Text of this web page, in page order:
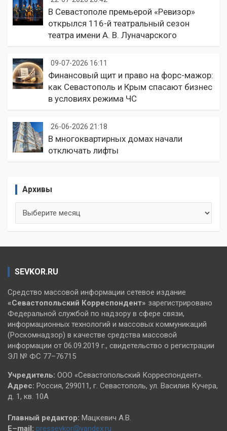
В Севастополе премьерой «Ревизор»
открылся 116-й театральный сезон
театра имени А. В. Луначарского
09-07-2026 16:11
Финансовый щит и право на форс-мажор:
как Севастополь и Крым спасают бизнес
в условиях режима ЧС
26-06-2026 21:18
В многоквартирных домах начали
отключать лифты
Архивы
SEVKOR.RU
Средство массовой информации сетевое издание
«Севастопольский Корреспондент» зарегистрировано
Федеральной службой по надзору в сфере связи,
информационных технологий и массовых коммуникаций
(Роскомнадзор) в качестве средства массовой
информации от 06.09.2019 г., свидетельство о регистрации
ЭЛ № ФС 77–76715
Учредитель: ООО «Севастопольский Корреспондент».
Адрес: Россия, 299011, г. Севастополь, ул. Василия Кучера,
д. 1, кв. 10А
Главный редактор: Мацкевич А.В.
E–mail: pressevkor@yandex.ru